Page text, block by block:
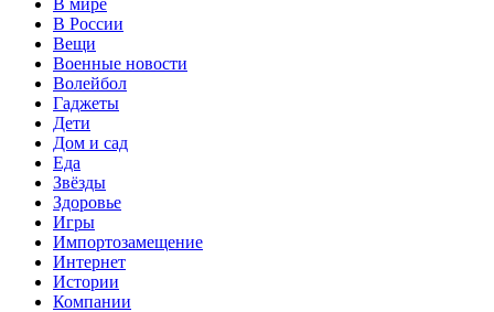
В России
Вещи
Военные новости
Волейбол
Гаджеты
Дети
Дом и сад
Еда
Звёзды
Здоровье
Игры
Импортозамещение
Интернет
Истории
Компании